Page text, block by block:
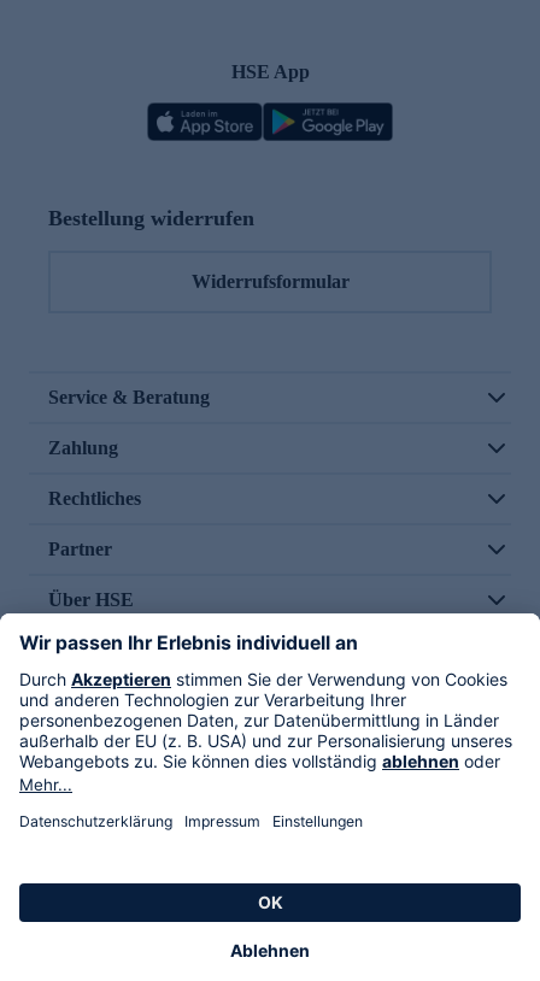
HSE App
Bestellung widerrufen
Widerrufsformular
Service & Beratung
Zahlung
Rechtliches
Partner
Über HSE
Im TV
HSE International